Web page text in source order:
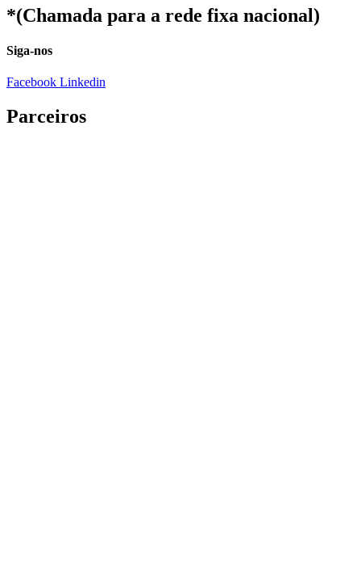
*(Chamada para a rede fixa nacional)
Siga-nos
Facebook Linkedin
Parceiros